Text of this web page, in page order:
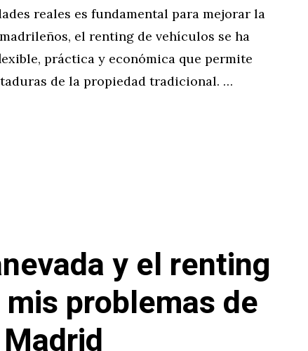
reales es fundamental para mejorar la
el renting de vehículos se ha
práctica y económica que permite
de la propiedad tradicional. …
y el renting
problemas de